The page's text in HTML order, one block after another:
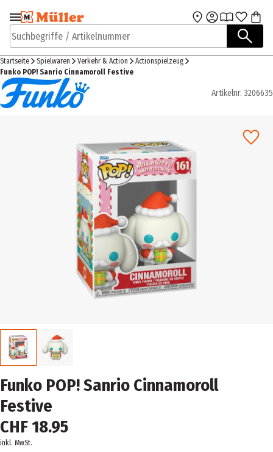
Zur Navigation
springen
Zum Hauptinhalt
Suchbegriffe / Artikelnummer
Startseite Spielwaren Verkehr & Action
Actionspielzeug
Funko POP! Sanrio Cinnamoroll Festive
Artikelnr. 3206635
Funko POP! Sanrio Cinnamoroll
Festive
CHF 18.95
inkl. MwSt.